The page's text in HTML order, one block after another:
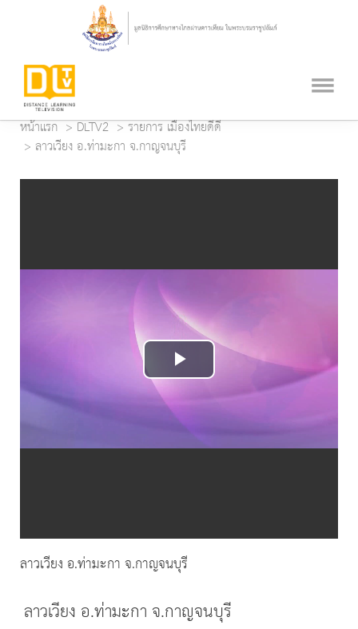
หน้าแรก DLTV2
รายการ เมืองไทยดี๊ดี
ลาวเวียง อ.ท่ามะกา จ.กาญจนบุรี
Play
Video
ลาวเวียง อ.ท่ามะกา จ.กาญจนบุรี
ลาวเวียง อ.ท่ามะกา จ.กาญจนบุรี